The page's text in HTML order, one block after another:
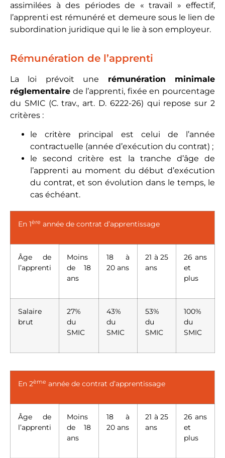
assimilées à des périodes de « travail » effectif,
l’apprenti est rémunéré et demeure sous le lien de
subordination juridique qui le lie à son employeur.
Rémunération de l’apprenti
La loi prévoit une rémunération minimale
réglementaire de l’apprenti, fixée en pourcentage
du SMIC (C. trav., art. D. 6222-26) qui repose sur 2
critères :
le critère principal est celui de l’année
contractuelle (année d’exécution du contrat) ;
le second critère est la tranche d’âge de
l’apprenti au moment du début d’exécution
du contrat, et son évolution dans le temps, le
cas échéant.
En 1ère année de contrat d’apprentissage
Âge de
l’apprenti
Moins
de 18
ans
18 à
20 ans
21 à 25
ans
26 ans
et
plus
Salaire
brut
27%
du
SMIC
43%
du
SMIC
53%
du
SMIC
100%
du
SMIC
En 2ème année de contrat d’apprentissage
Âge de
l’apprenti
Moins
de 18
ans
18 à
20 ans
21 à 25
ans
26 ans
et
plus